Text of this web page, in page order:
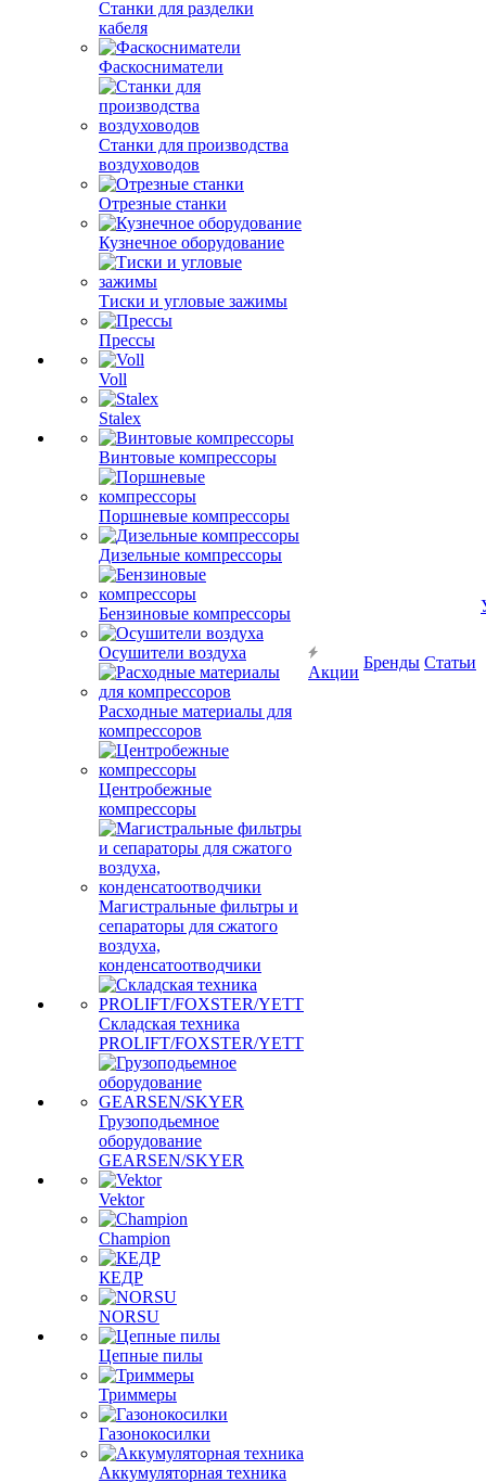
Станки для разделки
кабеля
Фаскосниматели
Станки для производства
воздуховодов
Отрезные станки
Кузнечное оборудование
Тиски и угловые зажимы
Прессы
Voll
Stalex
Винтовые компрессоры
Поршневые компрессоры
Дизельные компрессоры
Бензиновые компрессоры
Осушители воздуха
Расходные материалы для
компрессоров
Центробежные
компрессоры
Магистральные фильтры и
сепараторы для сжатого
воздуха,
конденсатоотводчики
Складская техника
PROLIFT/FOXSTER/YETT
Грузоподьемное
оборудование
GEARSEN/SKYER
Vektor
Champion
КЕДР
NORSU
Цепные пилы
Триммеры
Газонокосилки
Аккумуляторная техника
Акции
Бренды Статьи